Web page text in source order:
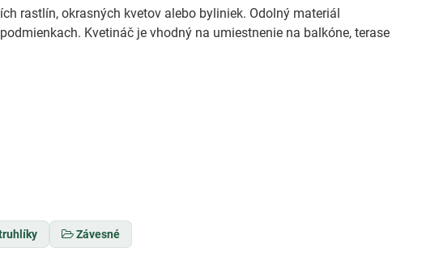
rastlín, okrasných kvetov alebo byliniek. Odolný materiál
Kvetináč je vhodný na umiestnenie na balkóne, terase
Závesné